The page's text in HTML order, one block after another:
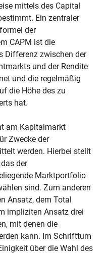
mittels des Capital
Ein zentraler
der
CAPM ist die
Differenz zwischen der
und der Rendite
und die regelmäßig
die Höhe des zu
hat.
am Kapitalmarkt
Zwecke der
werden. Hierbei stellt
der
Marktportfolio
sind. Zum anderen
Ansatz, dem Total
impliziten Ansatz drei
mit denen die
kann. Im Schrifttum
über die Wahl des